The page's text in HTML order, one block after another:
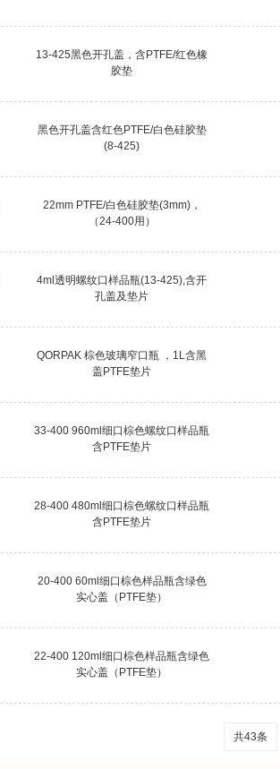
13-425黑色开孔盖，含PTFE/红色橡
胶垫
黑色开孔盖含红色PTFE/白色硅胶垫
(8-425)
22mm PTFE/白色硅胶垫(3mm)，
（24-400用）
4ml透明螺纹口样品瓶(13-425),含开
孔盖及垫片
QORPAK 棕色玻璃窄口瓶 ，1L含黑
盖PTFE垫片
33-400 960ml细口棕色螺纹口样品瓶
含PTFE垫片
28-400 480ml细口棕色螺纹口样品瓶
含PTFE垫片
20-400 60ml细口棕色样品瓶含绿色
实心盖（PTFE垫）
22-400 120ml细口棕色样品瓶含绿色
实心盖（PTFE垫）
共43条